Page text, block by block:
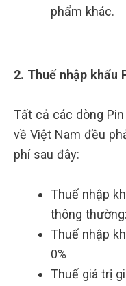
phẩm khác.
2. Thuế nhập khẩu
Tất cả các dòng
về Việt Nam đều
phí sau đây:
Thuế nhập
thông
Thuế nhập
0%
Thuế giá trị